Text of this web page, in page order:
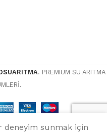
. PREMIUM SU ARITMA
deneyim sunmak için